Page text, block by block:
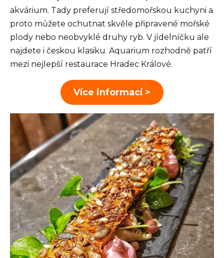
akvárium. Tady preferují středomořskou kuchyni a
proto můžete ochutnat skvěle připravené mořské
plody nebo neobvyklé druhy ryb. V jídelníčku ale
najdete i českou klasiku. Aquarium rozhodně patří
mezi nejlepší restaurace Hradec Králové.
Více informací >